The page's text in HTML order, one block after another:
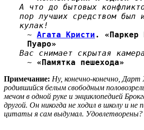
А что до бытовых
пор лучших средством был
кулак!
~ Агата Кристи . «Паркер
Пуаро»
Вас снимает скрытая
~ «Памятка пешехода»
Примечание: Ну, конечно-конечно, Дарт
родившийся белым свободным
мечом в одной руке и энциклопедией
другой. Он никогда не ходил в школу и не
цитаты я сам выдумал. Удовлетворены?